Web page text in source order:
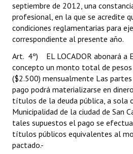
septiembre de 2012, una
profesional, en la que se acredite
condiciones reglamentarias para
correspondiente al presente año.
Art. 4º) EL LOCADOR abonará a
concepto un monto total de
($2.500) mensualmente Las partes
pago podrá materializarse en
títulos de la deuda pública, a sola
Municipalidad de la ciudad de San
tales supuestos el pago se
títulos públicos equivalentes al
pactado.-